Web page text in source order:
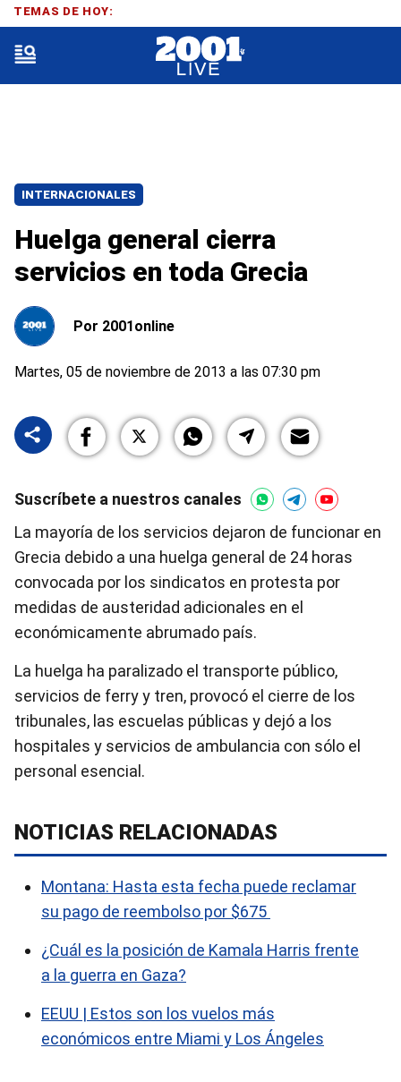
INTERNACIONALES
Huelga general cierra
servicios en toda Grecia
Por 2001online
Martes, 05 de noviembre de 2013 a las 07:30 pm
Suscríbete a nuestros canales
La mayoría de los servicios dejaron de funcionar en
Grecia debido a una huelga general de 24 horas
convocada por los sindicatos en protesta por
medidas de austeridad adicionales en el
económicamente abrumado país.
La huelga ha paralizado el transporte público,
servicios de ferry y tren, provocó el cierre de los
tribunales, las escuelas públicas y dejó a los
hospitales y servicios de ambulancia con sólo el
personal esencial.
NOTICIAS RELACIONADAS
Montana: Hasta esta fecha puede reclamar
su pago de reembolso por $675
¿Cuál es la posición de Kamala Harris frente
a la guerra en Gaza?
EEUU | Estos son los vuelos más
económicos entre Miami y Los Ángeles
TEMAS DE HOY: